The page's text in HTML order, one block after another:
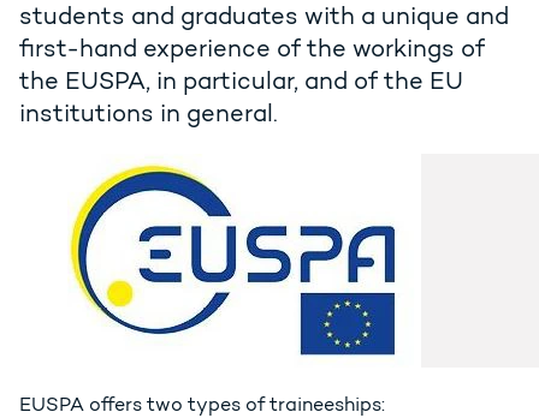
students and graduates with a unique and
first-hand experience of the workings of
the EUSPA, in particular, and of the EU
institutions in general.
EUSPA offers two types of traineeships: